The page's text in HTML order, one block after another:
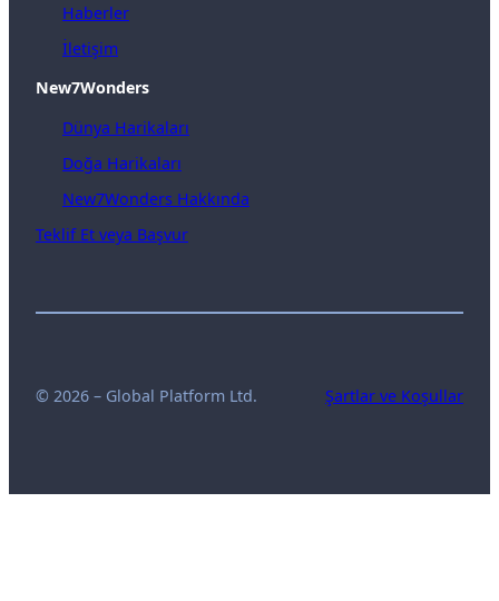
Haberler
İletişim
New7Wonders
Dünya Harikaları
Doğa Harikaları
New7Wonders Hakkında
Teklif Et veya Başvur
© 2026 – Global Platform Ltd. Şartlar ve Koşullar